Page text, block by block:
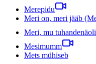
Merepidu
Meri on, meri jääb
Meri, mu
Mesimumm
Mets mühiseb